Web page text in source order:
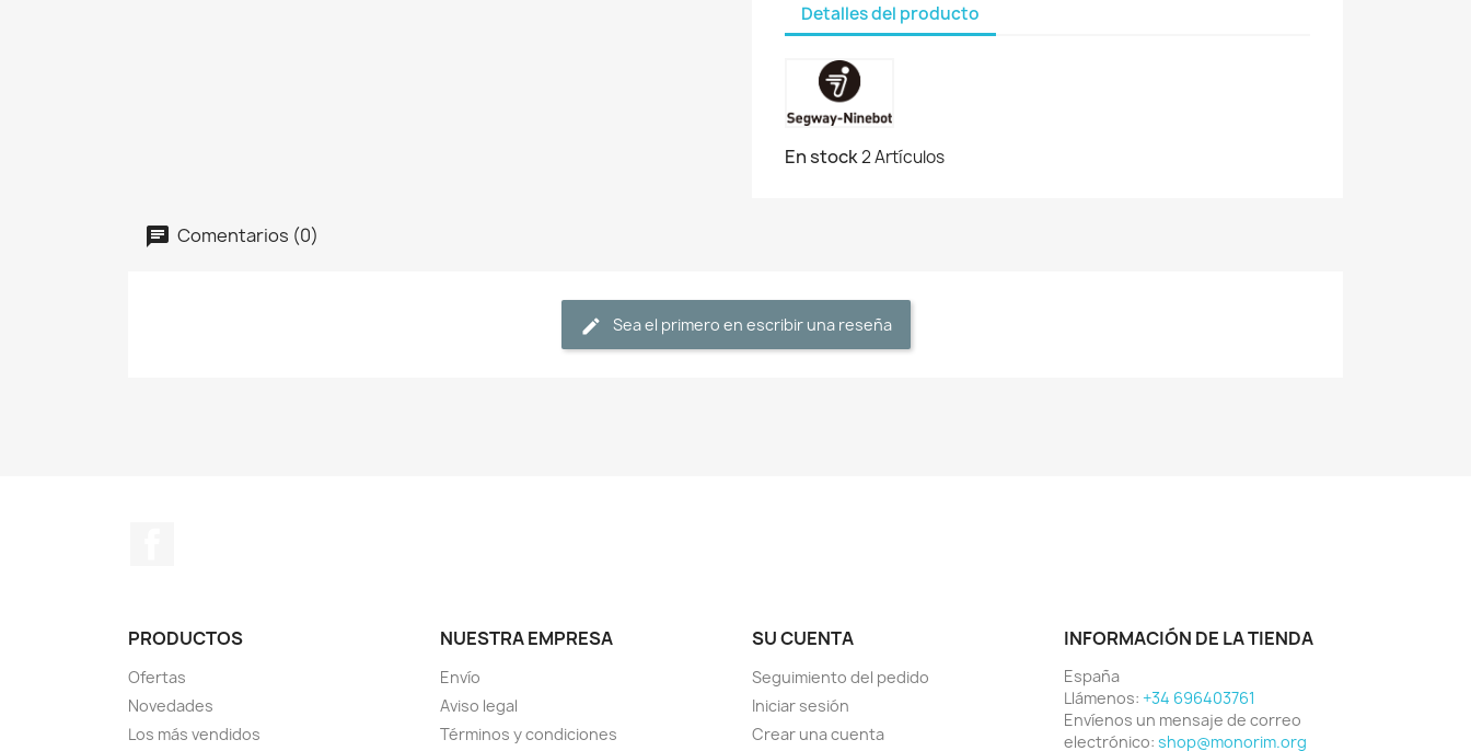
Detalles del producto
En stock2 Artículos
Comentarios (0)
Sea el primero en escribir una reseña
PRODUCTOS
Ofertas
Novedades
Los más vendidos
NUESTRA EMPRESA
Envío
Aviso legal
Términos y condiciones
SU CUENTA
Seguimiento del pedido
Iniciar sesión
Crear una cuenta
INFORMACIÓN DE LA TIENDA
España
Llámenos: +34 696403761
Envíenos un mensaje de correo
electrónico: shop@monorim.org